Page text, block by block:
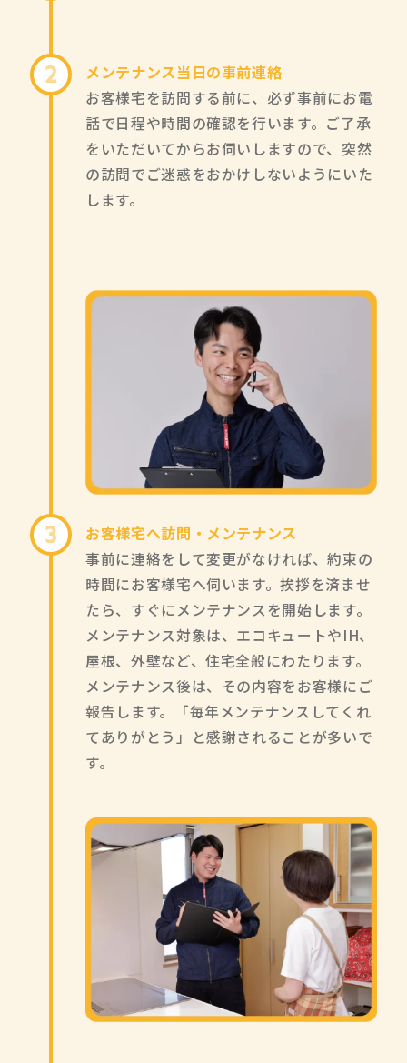
メンテナンス当日の事前連絡
お客様宅を訪問する前に、必ず事前にお電
話で日程や時間の確認を行います。ご了承
をいただいてからお伺いしますので、突然
の訪問でご迷惑をおかけしないようにいた
します。
2
お客様宅へ訪問・メンテナンス
事前に連絡をして変更がなければ、約束の
時間にお客様宅へ伺います。挨拶を済ませ
たら、すぐにメンテナンスを開始します。
メンテナンス対象は、エコキュートやIH、
屋根、外壁など、住宅全般にわたります。
メンテナンス後は、その内容をお客様にご
報告します。「毎年メンテナンスしてくれ
てありがとう」と感謝されることが多いで
す。
3